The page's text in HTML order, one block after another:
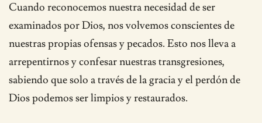
Cuando reconocemos nuestra necesidad de ser
examinados por Dios, nos volvemos conscientes de
nuestras propias ofensas y pecados. Esto nos lleva a
arrepentirnos y confesar nuestras transgresiones,
sabiendo que solo a través de la gracia y el perdón de
Dios podemos ser limpios y restaurados.